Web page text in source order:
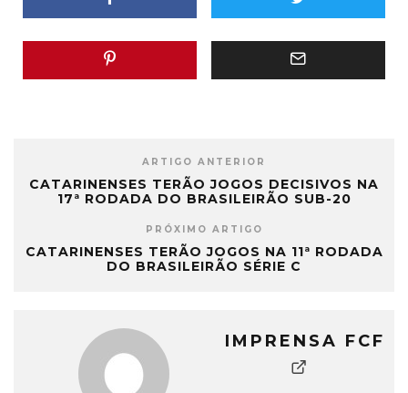
ARTIGO ANTERIOR
CATARINENSES TERÃO JOGOS DECISIVOS NA
17ª RODADA DO BRASILEIRÃO SUB-20
PRÓXIMO ARTIGO
CATARINENSES TERÃO JOGOS NA 11ª RODADA
DO BRASILEIRÃO SÉRIE C
IMPRENSA FCF